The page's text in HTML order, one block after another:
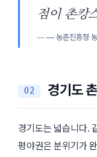
점이 촌캉
— 농촌진흥청 농
경기도
경기도는 넓습니다.
평야권은 분위기가